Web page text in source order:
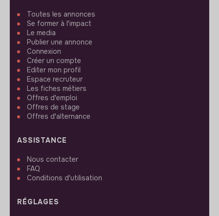
Toutes les annonces
Se former à l'impact
Le media
Publier une annonce
Connexion
Créer un compte
Editer mon profil
Espace recruteur
Les fiches métiers
Offres d'emploi
Offres de stage
Offres d'alternance
ASSISTANCE
Nous contacter
FAQ
Conditions d'utilisation
RÉGLAGES